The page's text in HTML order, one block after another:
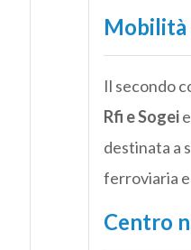
Mobilità
Il secondo
Rfi e Sogei
destinata a
ferroviaria
Centro